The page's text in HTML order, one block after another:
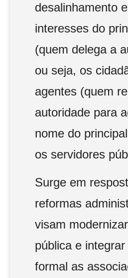
desalinhamento
interesses do
(quem delega a
ou seja, os
agentes (quem
autoridade para
nome do
os servidores
Surge em
reformas
visam
pública e
formal as